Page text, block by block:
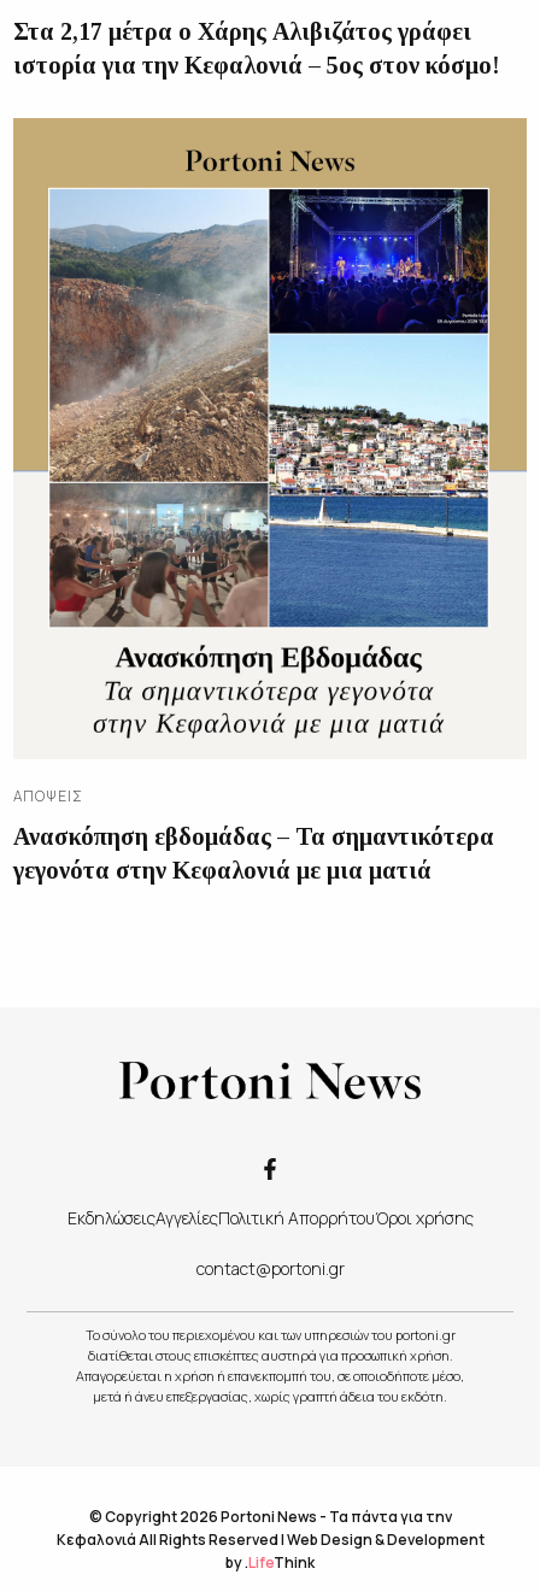
Στα 2,17 μέτρα ο Χάρης Αλιβιζάτος γράφει
ιστορία για την Κεφαλονιά – 5ος στον κόσμο!
ΑΠΌΨΕΙΣ
Ανασκόπηση εβδομάδας – Τα σημαντικότερα
γεγονότα στην Κεφαλονιά με μια ματιά
ΕκδηλώσειςΑγγελίεςΠολιτική ΑπορρήτουΌροι χρήσης
contact@portoni.gr
Το σύνολο του περιεχομένου και των υπηρεσιών του portoni.gr
διατίθεται στους επισκέπτες αυστηρά για προσωπική χρήση.
Απαγορεύεται η χρήση ή επανεκπομπή του, σε οποιοδήποτε μέσο,
μετά ή άνευ επεξεργασίας, χωρίς γραπτή άδεια του εκδότη.
© Copyright 2026 Portoni News - Τα πάντα για την
Κεφαλονιά All Rights Reserved |Web Design & Development
by.LifeThink